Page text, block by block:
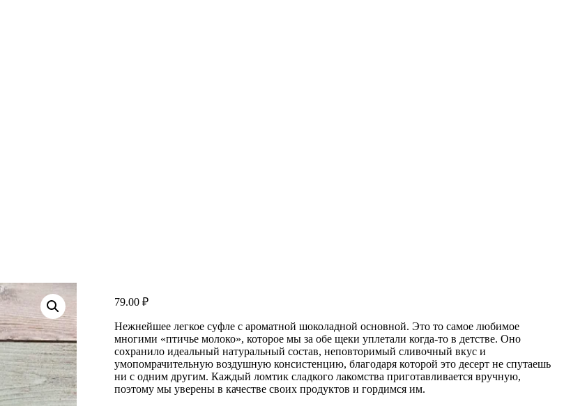
79.00 ₽
Нежнейшее легкое суфле с ароматной шоколадной основной. Это то самое любимое
многими «птичье молоко», которое мы за обе щеки уплетали когда-то в детстве. Оно
сохранило идеальный натуральный состав, неповторимый сливочный вкус и
умопомрачительную воздушную консистенцию, благодаря которой это десерт не спутаешь
ни с одним другим. Каждый ломтик сладкого лакомства приготавливается вручную,
поэтому мы уверены в качестве своих продуктов и гордимся им.